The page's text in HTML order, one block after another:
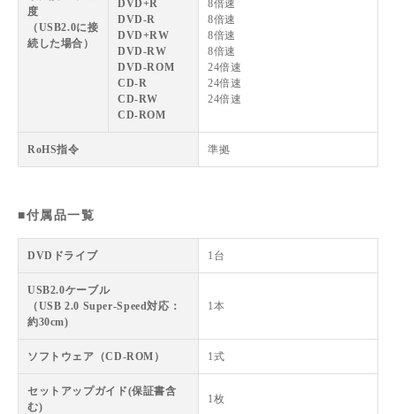
度
（USB2.0に接
続した場合）
DVD+R
DVD-R
DVD+RW
DVD-RW
DVD-ROM
CD-R
CD-RW
CD-ROM
8倍速
8倍速
8倍速
8倍速
24倍速
24倍速
24倍速
RoHS指令 準拠
■付属品一覧
DVDドライブ 1台
USB2.0ケーブル
（USB 2.0 Super-Speed対応：
約30cm)
1本
ソフトウェア（CD-ROM） 1式
セットアップガイド(保証書含
む)
1枚